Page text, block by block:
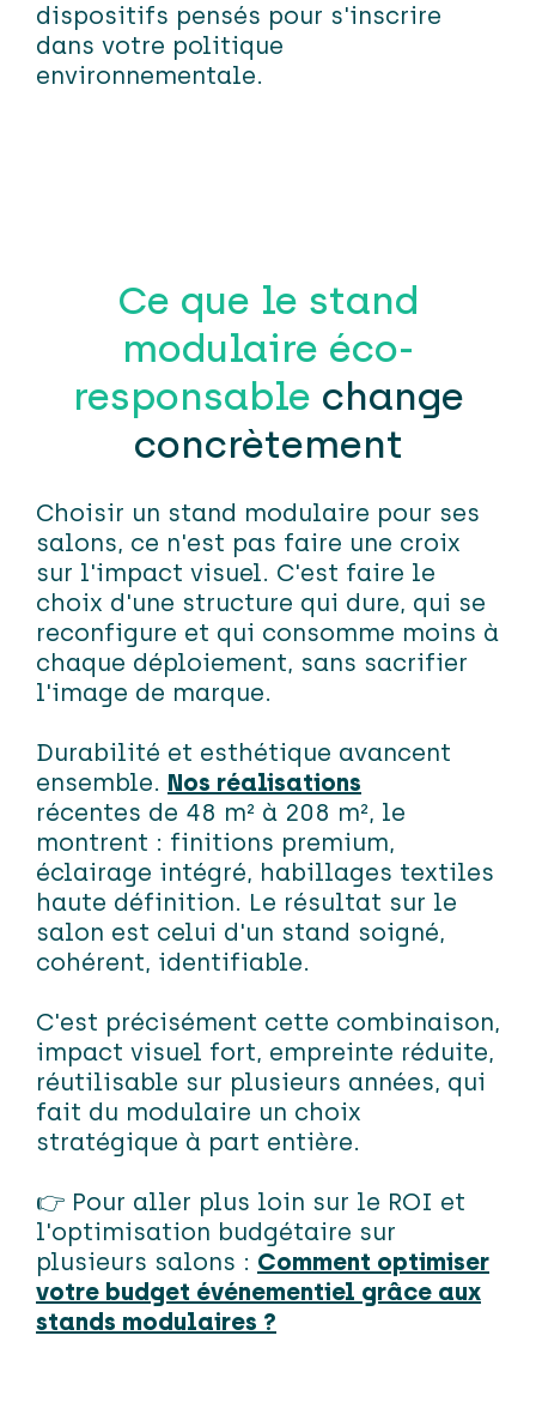
dispositifs pensés pour s'inscrire
dans votre politique
environnementale.
Ce que le stand
modulaire éco-
responsable change
concrètement
Choisir un stand modulaire pour ses
salons, ce n'est pas faire une croix
sur l'impact visuel. C'est faire le
choix d'une structure qui dure, qui se
reconfigure et qui consomme moins à
chaque déploiement, sans sacrifier
l'image de marque.
Durabilité et esthétique avancent
ensemble. Nos réalisations
récentes de 48 m² à 208 m², le
montrent : finitions premium,
éclairage intégré, habillages textiles
haute définition. Le résultat sur le
salon est celui d'un stand soigné,
cohérent, identifiable.
C'est précisément cette combinaison,
impact visuel fort, empreinte réduite,
réutilisable sur plusieurs années, qui
fait du modulaire un choix
stratégique à part entière.
👉 Pour aller plus loin sur le ROI et
l'optimisation budgétaire sur
plusieurs salons : Comment optimiser
votre budget événementiel grâce aux
stands modulaires ?